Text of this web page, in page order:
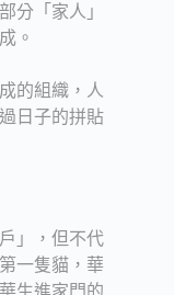
分「家人」
。
的組織，人
日子的拼貼
」，但不代
一隻貓，華
生進家門的